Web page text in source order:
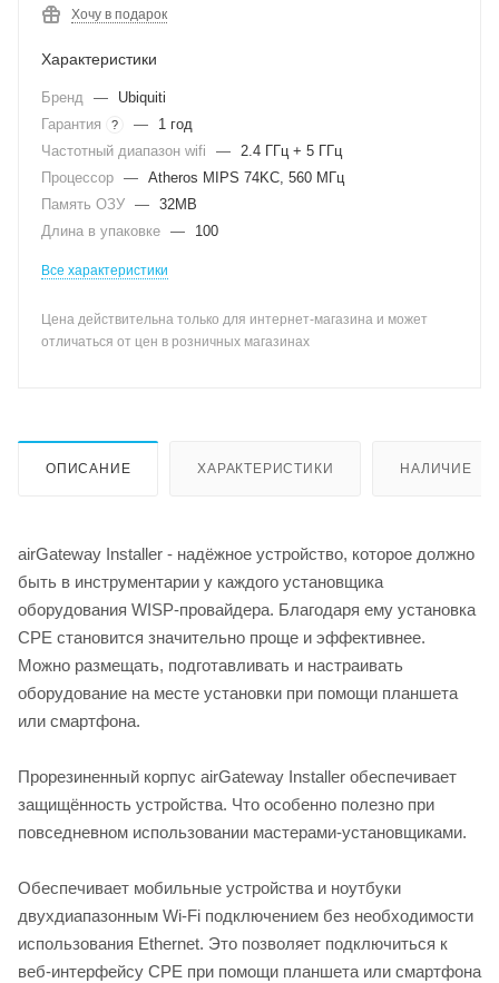
Хочу в подарок
Характеристики
Бренд —
Ubiquiti
Гарантия
? —
1 год
Частотный диапазон wifi
— 2.4 ГГц + 5 ГГц
Процессор — Atheros MIPS 74KC, 560 МГц
Память ОЗУ — 32MB
Длина в упаковке — 100
Все характеристики
Цена действительна только для интернет-магазина и может
отличаться от цен в розничных магазинах
ОПИСАНИЕ ХАРАКТЕРИСТИКИ НАЛИЧИЕ
airGateway Installer - надёжное устройство, которое должно
быть в инструментарии у каждого установщика
оборудования WISP-провайдера. Благодаря ему установка
CPE становится значительно проще и эффективнее.
Можно размещать, подготавливать и настраивать
оборудование на месте установки при помощи планшета
или смартфона.
Прорезиненный корпус airGateway Installer обеспечивает
защищённость устройства. Что особенно полезно при
повседневном использовании мастерами-установщиками.
Обеспечивает мобильные устройства и ноутбуки
двухдиапазонным Wi-Fi подключением без необходимости
использования Ethernet. Это позволяет подключиться к
веб-интерфейсу CPE при помощи планшета или смартфона